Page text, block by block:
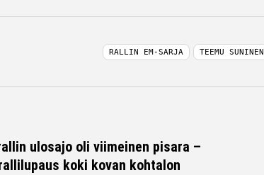
RALLIN EM-SARJA TEEMU SUNINEN
ulosajo oli viimeinen pisara –
koki kovan kohtalon